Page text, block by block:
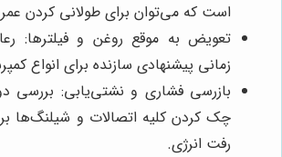
است که می‌توان برای طولانی کردن
تعویض به موقع روغن و فیلترها:
زمانی پیشنهادی سازنده برای انواع
بازرسی فشاری و نشتی‌یابی: بررسی
چک کردن کلیه اتصالات و شیلنگ‌ها
رفت انرژی.